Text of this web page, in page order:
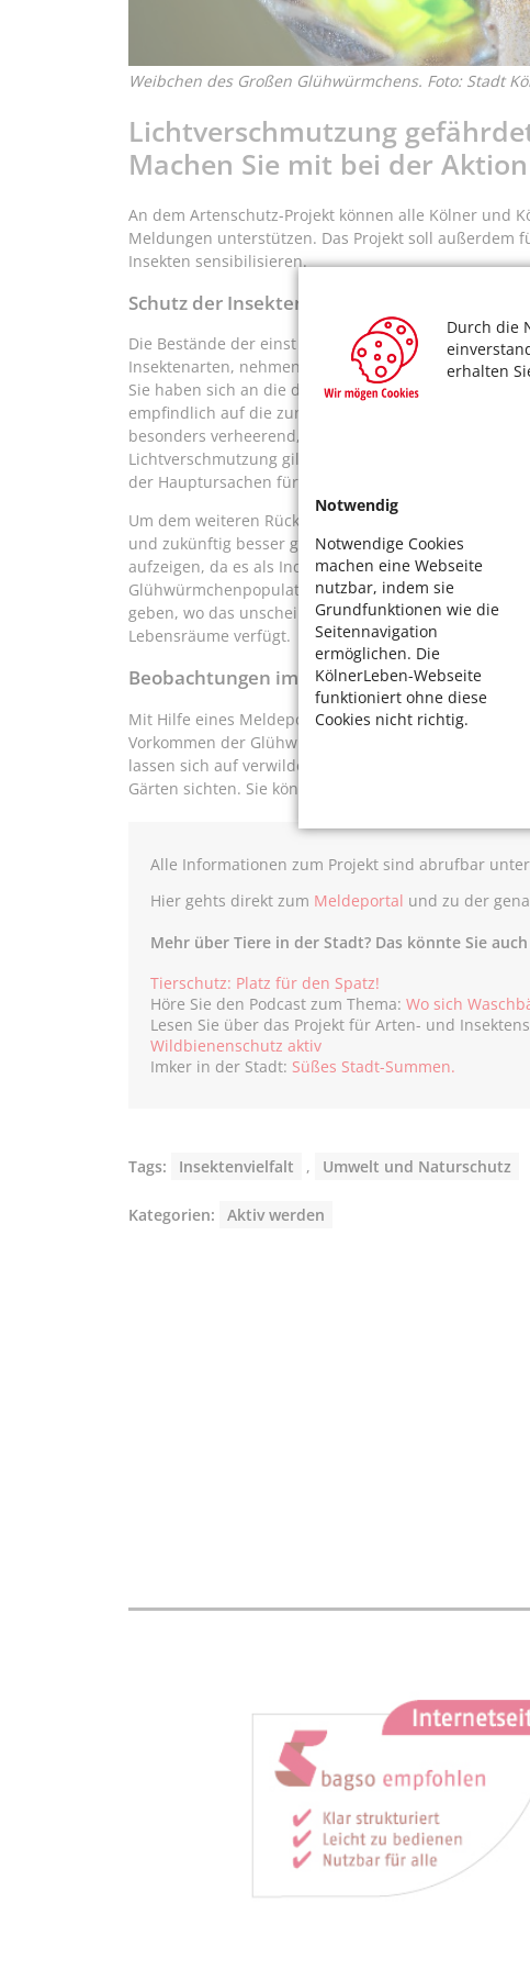
Durch die
erhalten
Notwendig
Notwendige Cookies
machen eine Webseite
nutzbar, indem sie
Grundfunktionen wie die
Seitennavigation
ermöglichen. Die
KölnerLeben-Webseite
funktioniert ohne diese
Cookies nicht richtig.
Weibchen des Großen Glühwürmchens. Foto: Stadt
Lichtverschmutzung
Machen Sie mit bei der
An dem Artenschutz-Projekt können alle Kölner und
Meldungen unterstützen. Das Projekt soll außerdem
Insekten sensibilisieren.
Schutz der Insektenvielfalt
Die Bestände der einst sehr häufig vorkommenden
Insektenarten, nehmen ab. Glühwürmchen sind – wie
Sie haben sich an die durch Schwachlicht geprägte
empfindlich auf die zunehmende künstliche
besonders verheerend, da durch den fehlenden Hell-
Lichtverschmutzung gilt heutzutage, neben
der Hauptursachen für den Rückgang der
Um dem weiteren Rückgang entgegenzuwirken,
und zukünftig besser geschützt werden. Das
aufzeigen, da es als Indikator für intakte, artenreiche
Glühwürmchenpopulationen in Köln ist bislang nicht
geben, wo das unscheinbare Insekt mit dem
Lebensräume verfügt.
Beobachtungen im naturnahen Garten
Mit Hilfe eines Meldeportals auf der Homepage der
Vorkommen der Glühwürmchen an das Umwelt- und
lassen sich auf verwilderten Flächen, feuchten
Gärten sichten. Sie können während der
Alle Informationen zum Projekt sind abrufbar
Hier gehts direkt zum Meldeportal und zu der
Mehr über Tiere in der Stadt? Das könnte Sie
Tierschutz: Platz für den Spatz!
Höre Sie den Podcast zum Thema: Wo sich
Lesen Sie über das Projekt für Arten- und
Wildbienenschutz aktiv
Imker in der Stadt: Süßes Stadt-Summen.
Tags: Insektenvielfalt , Umwelt und Naturschutz
Kategorien: Aktiv werden